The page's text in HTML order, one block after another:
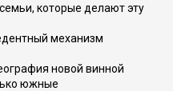
которые делают эту
механизм
новой винной
южные